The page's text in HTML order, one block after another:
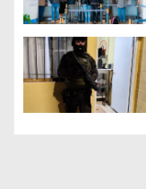
t
r
a